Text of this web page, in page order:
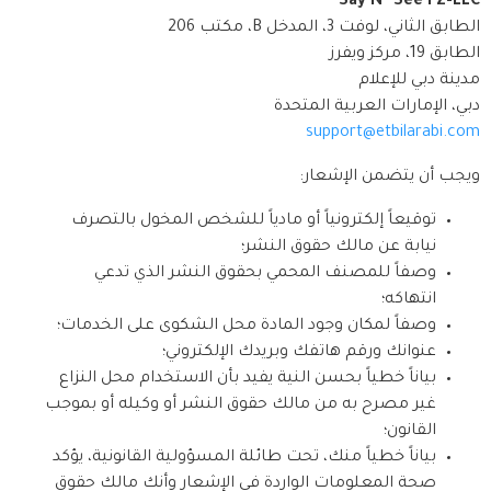
الطابق الثاني، لوفت 3، المدخل B، مكتب 206
الطابق 19، مركز ويفرز
مدينة دبي للإعلام
دبي، الإمارات العربية المتحدة
support@etbilarabi.com
ويجب أن يتضمن الإشعار:
توقيعاً إلكترونياً أو مادياً للشخص المخول بالتصرف
نيابة عن مالك حقوق النشر؛
وصفاً للمصنف المحمي بحقوق النشر الذي تدعي
انتهاكه؛
وصفاً لمكان وجود المادة محل الشكوى على الخدمات؛
عنوانك ورقم هاتفك وبريدك الإلكتروني؛
بياناً خطياً بحسن النية يفيد بأن الاستخدام محل النزاع
غير مصرح به من مالك حقوق النشر أو وكيله أو بموجب
القانون؛
بياناً خطياً منك، تحت طائلة المسؤولية القانونية، يؤكد
صحة المعلومات الواردة في الإشعار وأنك مالك حقوق